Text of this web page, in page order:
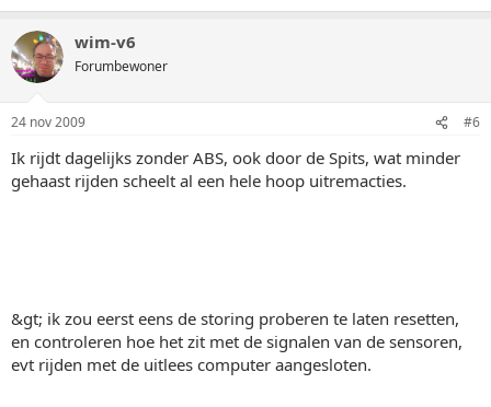
wim-v6
Forumbewoner
24 nov 2009 #6
Ik rijdt dagelijks zonder ABS, ook door de Spits, wat minder
gehaast rijden scheelt al een hele hoop uitremacties.
&gt; ik zou eerst eens de storing proberen te laten resetten,
en controleren hoe het zit met de signalen van de sensoren,
evt rijden met de uitlees computer aangesloten.